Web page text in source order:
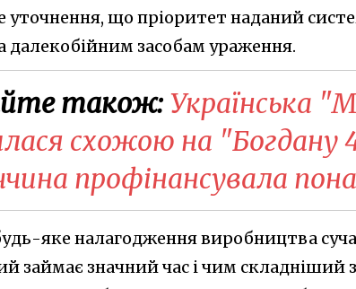
уточнення, що пріоритет наданий
далекобійним засобам ураження.
також: Українська
схожою на "Богдану
профінансувала
яке налагодження виробництва
займає значний час і чим